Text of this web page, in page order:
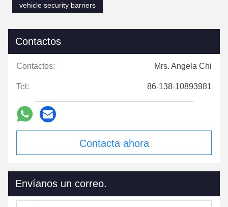
vehicle security barriers
Contactos
Contactos: Mrs. Angela Chi
Tel: 86-138-10893981
Contacta ahora
Envíanos un correo.